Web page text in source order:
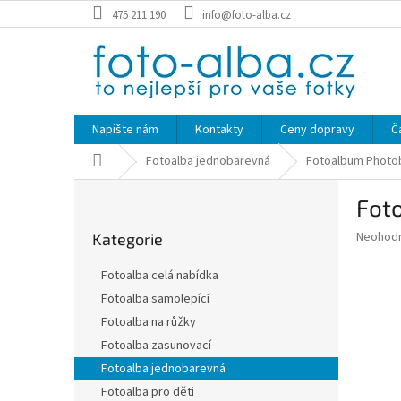
na
475 211 190 info@foto-alba.cz
Napište nám Kontakty Ceny dopravy
Domů Fotoalba jednobarevná Fotoalbum
a
kategorie
Kategorie
Fotoalba celá nabídka
Fotoalba samolepící
Fotoalba na růžky
Fotoalba zasunovací
Fotoalba jednobarevná
Fotoalba pro děti